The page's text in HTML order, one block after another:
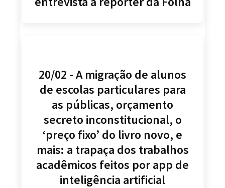
20/02 - A migração de alunos
de escolas particulares para
as públicas, orçamento
secreto inconstitucional, o
‘preço fixo’ do livro novo, e
mais: a trapaça dos trabalhos
acadêmicos feitos por app de
inteligência artificial